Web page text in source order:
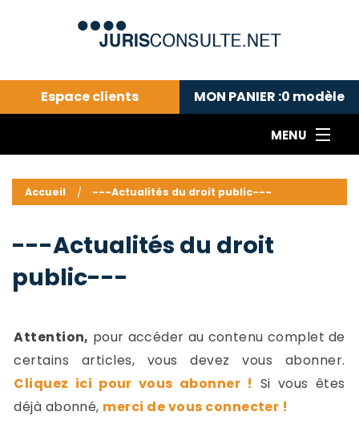
Espace clients MON PANIER :0 modèle
MENU
---Actualités du droit public---
Droit pénal---
Droit privé ---
Abonnement aux actualités
Accueil ---Actualités du droit public---
---Actualités du droit
public---
Attention, pour accéder au contenu complet de
certains articles, vous devez vous abonner.
Cliquez ici pour vous abonner ! Si vous êtes
déjà abonné, merci de vous connecter !